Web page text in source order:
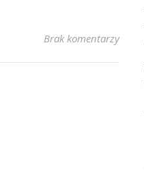
Brak komentarzy